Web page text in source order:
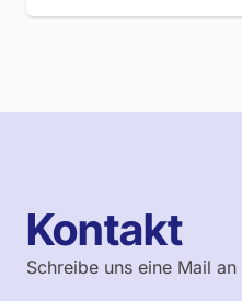
Kontakt
Schreibe uns eine Mail an